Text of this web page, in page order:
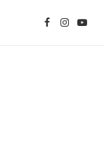
Facebook